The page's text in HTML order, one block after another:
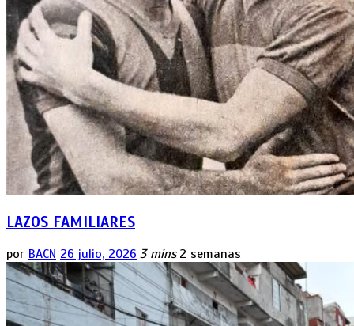
LAZOS FAMILIARES
por BACN 26 julio, 2026 3 mins 2 semanas